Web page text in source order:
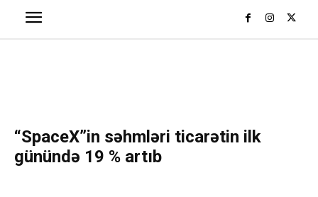
“SpaceX”in səhmləri ticarətin ilk
günündə 19 % artıb